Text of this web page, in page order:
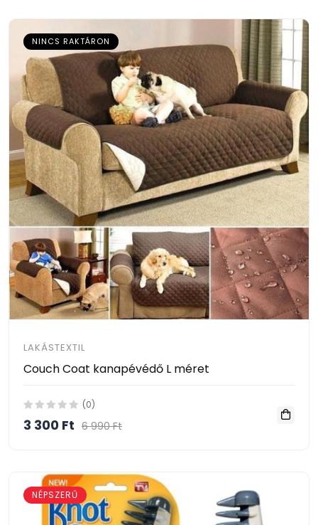
NINCS RAKTÁRON
LAKÁSTEXTIL
Couch Coat kanapévédő L méret
(0)
3 300 Ft 6 990 Ft
NÉPSZERŰ